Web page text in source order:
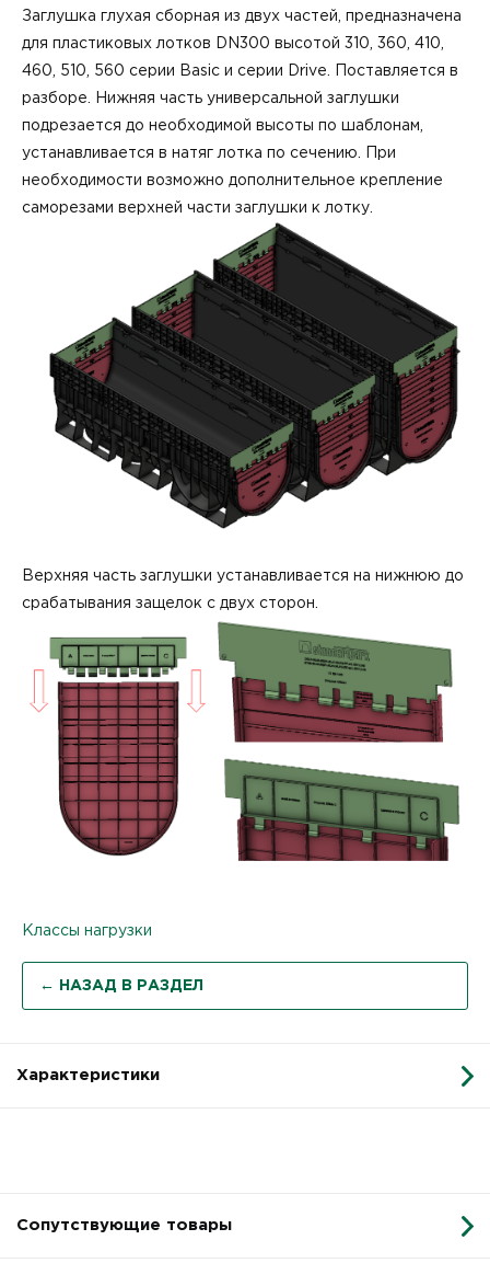
Заглушка глухая сборная из двух частей, предназначена
для пластиковых лотков DN300 высотой 310, 360, 410,
460, 510, 560 серии Basic и серии Drive. Поставляется в
разборе. Нижняя часть универсальной заглушки
подрезается до необходимой высоты по шаблонам,
устанавливается в натяг лотка по сечению. При
необходимости возможно дополнительное крепление
саморезами верхней части заглушки к лотку.
Верхняя часть заглушки устанавливается на нижнюю до
срабатывания защелок с двух сторон.
Классы нагрузки
← НАЗАД В РАЗДЕЛ
Характеристики
Сопутствующие товары